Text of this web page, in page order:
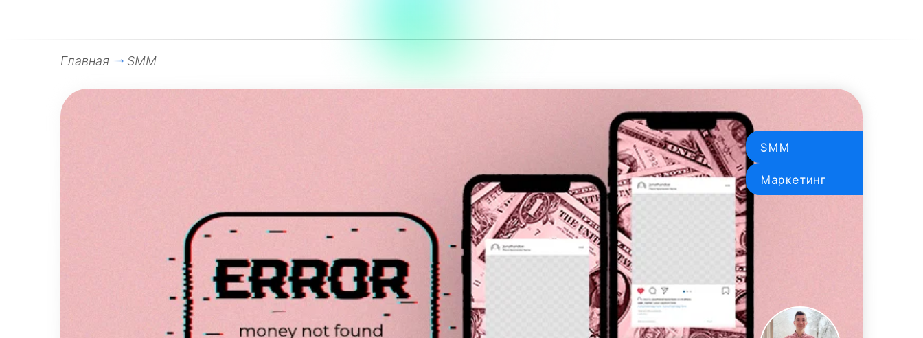
Главная SMM
SMM
Маркетинг